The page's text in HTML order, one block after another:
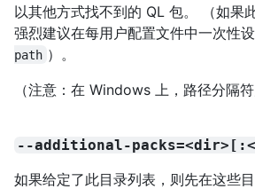
以其他方式找不到的 QL 包。 （如果
强烈建议在每用户配置文件中一次性
path ）。
（注意：在 Windows 上，路径分隔
--additional-
如果给定了此目录列表，则先在这些